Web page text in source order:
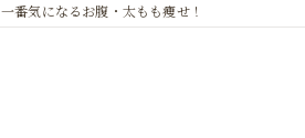
一番気になるお腹・太もも痩せ！